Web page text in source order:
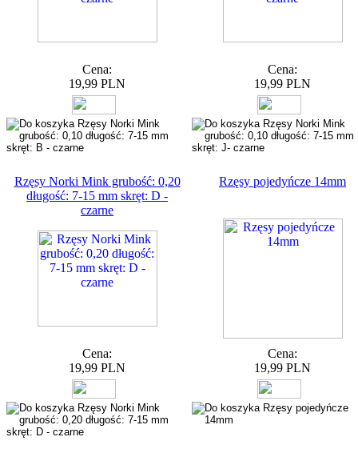
Cena:
19,99 PLN
Cena:
19,99 PLN
Rzęsy Norki Mink grubość: 0,20
długość: 7-15 mm skręt: D -
czarne
Cena:
19,99 PLN
Rzęsy pojedyńcze 14mm
Cena:
19,99 PLN